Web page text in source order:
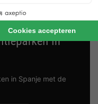
in
in Spanje met de